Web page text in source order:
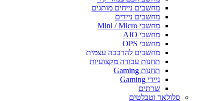
מחשבים נייחים מותגים
מחשבים ניידים
מחשבי Mini / Micro
מחשבי AIO
מחשבי OPS
מחשבים להרכבה עצמית
תחנות עבודה מקצועיות
תחנות Gaming
ניידי Gaming
שרתים
סלולאר וטבלטים